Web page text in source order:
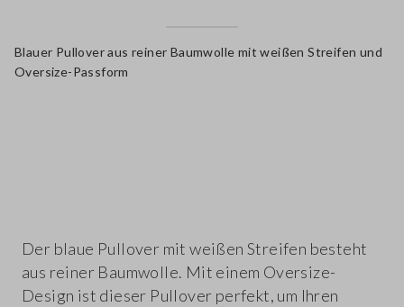
Blauer Pullover aus reiner Baumwolle mit weißen Streifen und
Oversize-Passform
Der blaue Pullover mit weißen Streifen besteht
aus reiner Baumwolle. Mit einem Oversize-
Design ist dieser Pullover perfekt, um Ihren